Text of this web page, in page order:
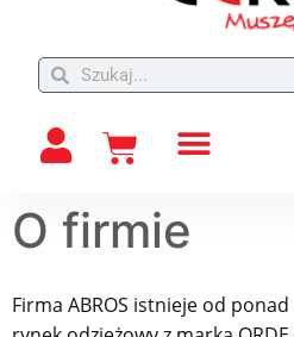
O firmie
Firma ABROS istnieje od ponad